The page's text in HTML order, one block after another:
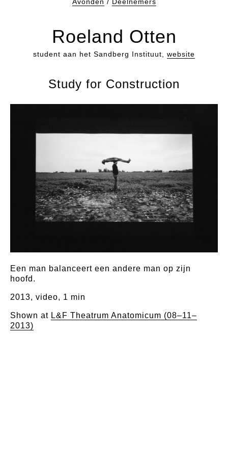
Roeland Otten
student aan het Sandberg Instituut, website
Study for Construction
Een man balanceert een andere man op zijn
hoofd.
2013, video, 1 min
Shown at L&F Theatrum Anatomicum (08–11–
2013)